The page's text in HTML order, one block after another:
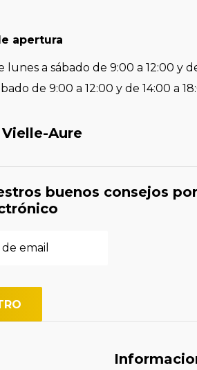
apertura
lunes a sábado de 9:00 a 12:00 y
de 9:00 a 12:00 y de 14:00 a
Aure
buenos consejos por